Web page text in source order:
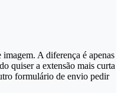
A diferença é apenas
quiser a extensão mais curta
formulário de envio pedir